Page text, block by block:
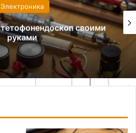
Электроника
своими
руками